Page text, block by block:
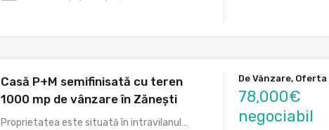
Casă P+M semifinisată cu teren
1000 mp de vânzare în Zănești
Proprietatea este situată în intravilanul…
De Vânzare, Oferta
78,000€
negociabil